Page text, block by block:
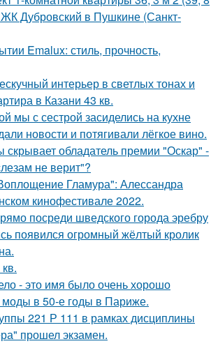
Дубровский в Пушкине (Санкт-
Emalux: стиль, прочность,
интерьер в светлых тонах и
в Казани 43 кв.
мы с сестрой засиделись на кухне
новости и потягивали лёгкое вино.
скрывает обладатель премии "Оскар" -
не верит"?
Гламура": Алессандра
кинофестивале 2022.
посреди шведского города эребру
появился огромный жёлтый кролик
- это имя было очень хорошо
моды в 50-е годы в Париже.
221 Р 111 в рамках дисциплины
прошел экзамен.